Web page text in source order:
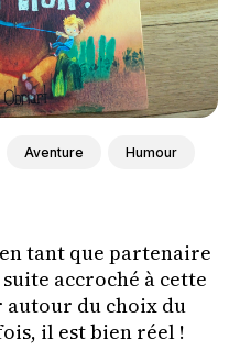
Aventure Humour
tant que partenaire
accroché à cette
autour du choix du
il est bien réel !